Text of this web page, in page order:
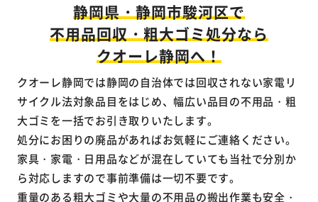
静岡県・静岡市駿河区で
不用品回収・粗大ゴミ処分なら
クオーレ静岡へ！
クオーレ静岡では静岡の自治体では回収されない家電リ
サイクル法対象品目をはじめ、幅広い品目の不用品・粗
大ゴミを一括でお引き取りいたします。
処分にお困りの廃品があればお気軽にご連絡ください。
家具・家電・日用品などが混在していても当社で分別か
ら対応しますので事前準備は一切不要です。
重量のある粗大ゴミや大量の不用品の搬出作業も安全・